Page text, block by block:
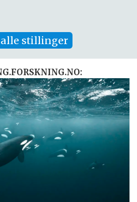
stillinger